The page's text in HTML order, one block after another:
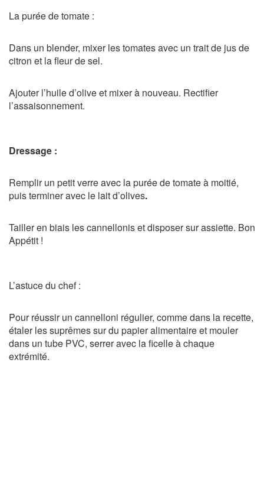
La purée de tomate :
Dans un blender, mixer les tomates avec un trait de jus de
citron et la fleur de sel.
Ajouter l’huile d’olive et mixer à nouveau. Rectifier
l’assaisonnement.
Dressage :
Remplir un petit verre avec la purée de tomate à moitié,
puis terminer avec le lait d’olives.
Tailler en biais les cannellonis et disposer sur assiette. Bon
Appétit !
L’astuce du chef :
Pour réussir un cannelloni régulier, comme dans la recette,
étaler les suprêmes sur du papier alimentaire et mouler
dans un tube PVC, serrer avec la ficelle à chaque
extrémité.